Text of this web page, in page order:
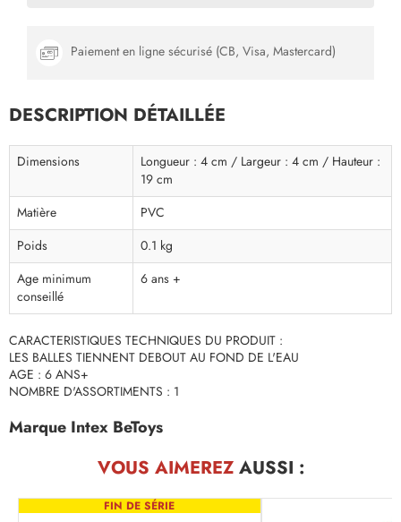
Paiement en ligne sécurisé (CB, Visa, Mastercard)
DESCRIPTION DÉTAILLÉE
Dimensions
Longueur : 4 cm / Largeur : 4 cm / Hauteur :
19 cm
Matière
PVC
Poids
0.1 kg
Age minimum
conseillé
6 ans +
CARACTERISTIQUES TECHNIQUES DU PRODUIT :
LES BALLES TIENNENT DEBOUT AU FOND DE L'EAU
AGE : 6 ANS+
NOMBRE D'ASSORTIMENTS : 1
Marque Intex BeToys
VOUS AIMEREZAUSSI :
FIN DE SÉRIE